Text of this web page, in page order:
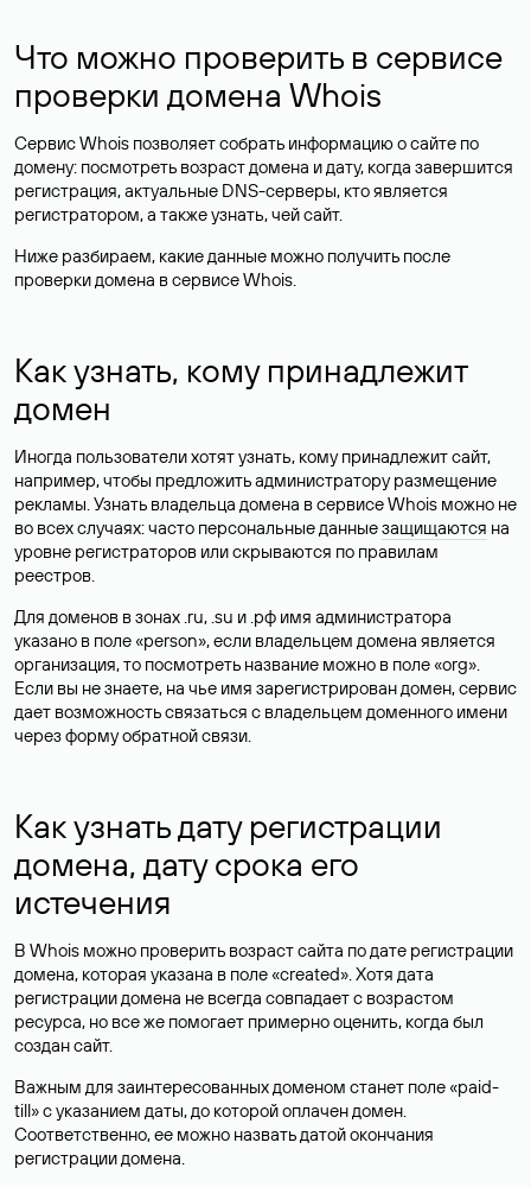
Что можно проверить в сервисе
проверки домена Whois
Сервис Whois позволяет собрать информацию о сайте по
домену: посмотреть возраст домена и дату, когда завершится
регистрация, актуальные DNS-серверы, кто является
регистратором, а также узнать, чей сайт.
Ниже разбираем, какие данные можно получить после
проверки домена в сервисе Whois.
Как узнать, кому принадлежит
домен
Иногда пользователи хотят узнать, кому принадлежит сайт,
например, чтобы предложить администратору размещение
рекламы. Узнать владельца домена в сервисе Whois можно не
во всех случаях: часто персональные данныезащищаются на
уровне регистраторов или скрываются по правилам
реестров.
Для доменов в зонах .ru, .su и .рф имя администратора
указано в поле «person», если владельцем домена является
организация, то посмотреть название можно в поле «org».
Если вы не знаете, на чье имя зарегистрирован домен, сервис
дает возможность связаться с владельцем доменного имени
через форму обратной связи.
Как узнать дату регистрации
домена, дату срока его
истечения
В Whois можно проверить возраст сайта по дате регистрации
домена, которая указана в поле «created». Хотя дата
регистрации домена не всегда совпадает с возрастом
ресурса, но все же помогает примерно оценить, когда был
создан сайт.
Важным для заинтересованных доменом станет поле «paid-
till» с указанием даты, до которой оплачен домен.
Соответственно, ее можно назвать датой окончания
регистрации домена.